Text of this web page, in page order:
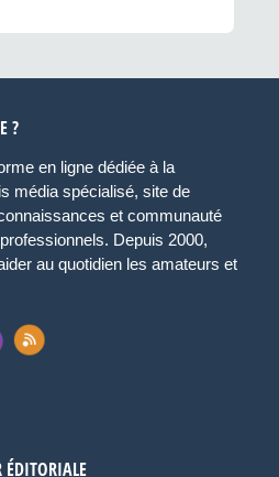
?
en ligne dédiée à la
média spécialisé, site de
et communauté
Depuis 2000,
au quotidien les amateurs et
ÉDITORIALE